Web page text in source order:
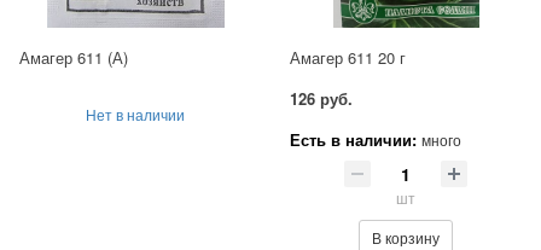
Амагер 611 (А)
Нет в наличии
Амагер 611 20 г
126 руб.
Есть в наличии: много
шт
В корзину